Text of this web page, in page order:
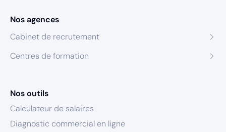
Nos agences
Cabinet de recrutement
Centres de formation
Nos outils
Calculateur de salaires
Diagnostic commercial en ligne